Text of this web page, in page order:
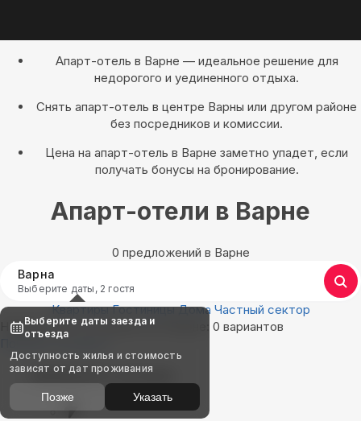
Апарт-отель в Варне — идеальное решение для
недорогого и уединенного отдыха.
Снять апарт-отель в центре Варны или другом районе
без посредников и комиссии.
Цена на апарт-отель в Варне заметно упадет, если
получать бонусы на бронирование.
Апарт-отели в Варне
0 предложений в Варне
Варна
Выберите даты, 2 гостя
Квартиры Гостиницы Дома Частный сектор
Найдём, где остановиться в Варне: 0 вариантов
Показать на карте
Выбирайте лучшее
Выберите даты заезда и
отъезда
Доступность жилья и стоимость
зависят от дат проживания
Позже Указать